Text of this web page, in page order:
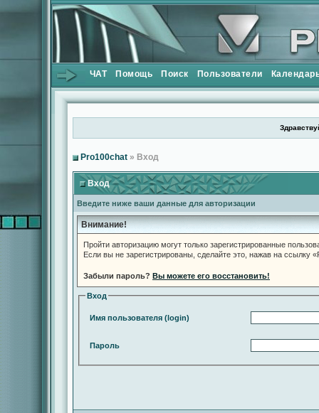
ЧАТ Помощь Поиск Пользователи
Pro100chat » Вход
Вход
Введите ниже ваши данные для авторизации
Внимание!
Пройти авторизацию могут только зарегистрированные
Если вы не зарегистрированы, сделайте это, нажав на ссылку
Забыли пароль? Вы можете его восстановить!
Вход
Имя пользователя (login)
Пароль